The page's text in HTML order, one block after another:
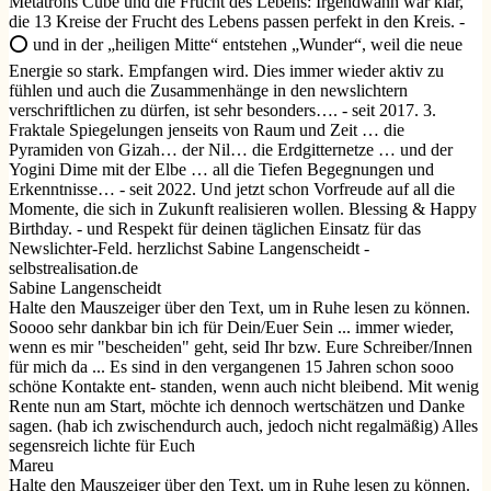
die 13 Kreise der Frucht des Lebens passen perfekt in den Kreis. -
⭕️ und in der „heiligen Mitte“ entstehen „Wunder“, weil die neue
Energie so stark. Empfangen wird. Dies immer wieder aktiv zu
fühlen und auch die Zusammenhänge in den newslichtern
verschriftlichen zu dürfen, ist sehr besonders…. - seit 2017. 3.
Fraktale Spiegelungen jenseits von Raum und Zeit … die
Pyramiden von Gizah… der Nil… die Erdgitternetze … und der
Yogini Dime mit der Elbe … all die Tiefen Begegnungen und
Erkenntnisse… - seit 2022. Und jetzt schon Vorfreude auf all die
Momente, die sich in Zukunft realisieren wollen. Blessing & Happy
Birthday. - und Respekt für deinen täglichen Einsatz für das
Newslichter-Feld. herzlichst Sabine Langenscheidt -
selbstrealisation.de
Sabine Langenscheidt
Halte den Mauszeiger über den Text, um in Ruhe lesen zu können.
Soooo sehr dankbar bin ich für Dein/Euer Sein ... immer wieder,
wenn es mir "bescheiden" geht, seid Ihr bzw. Eure Schreiber/Innen
für mich da ... Es sind in den vergangenen 15 Jahren schon sooo
schöne Kontakte ent- standen, wenn auch nicht bleibend. Mit wenig
Rente nun am Start, möchte ich dennoch wertschätzen und Danke
sagen. (hab ich zwischendurch auch, jedoch nicht regalmäßig) Alles
segensreich lichte für Euch
Mareu
Halte den Mauszeiger über den Text, um in Ruhe lesen zu können.